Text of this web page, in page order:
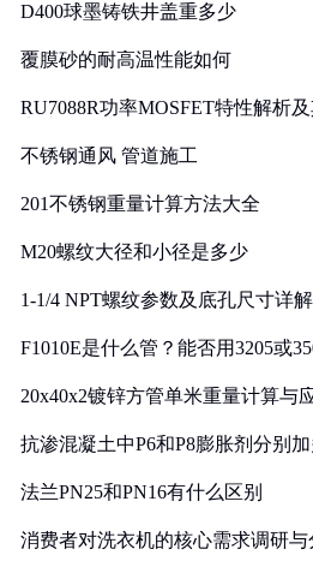
D400球墨铸铁井盖重多少
覆膜砂的耐高温性能如何
RU7088R功率MOSFET特性解析
不锈钢通风 管道施工
201不锈钢重量计算方法大全
M20螺纹大径和小径是多少
1-1/4 NPT螺纹参数及底孔尺寸详解
F1010E是什么管？能否用3205或
20x40x2镀锌方管单米重量计算与
抗渗混凝土中P6和P8膨胀剂分别
法兰PN25和PN16有什么区别
消费者对洗衣机的核心需求调研与